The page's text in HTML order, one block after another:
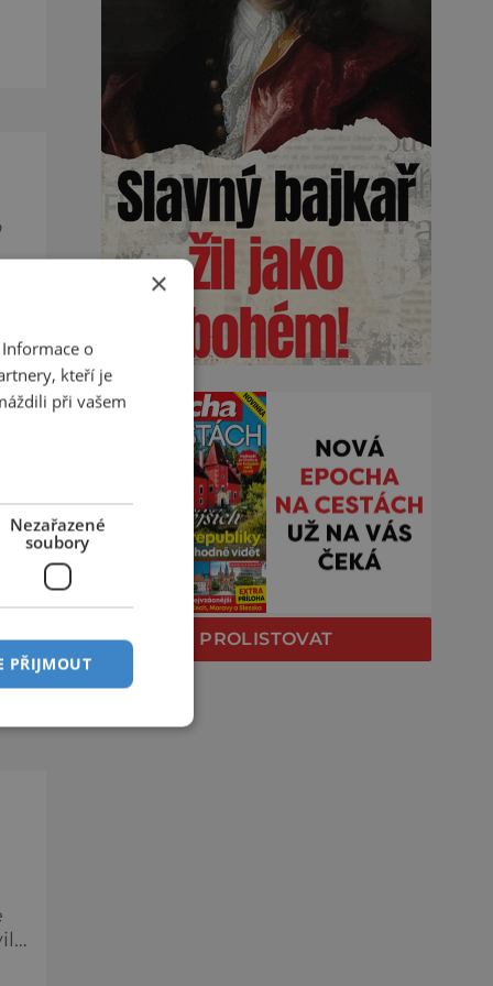
PROLISTOVAT
×
o
kteří je
při vašem
Nezařazené
soubory
PŘIJMOUT